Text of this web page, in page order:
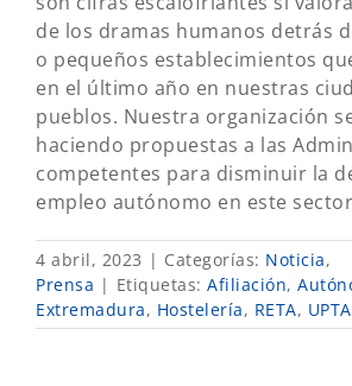
de los dramas humanos detrás
o pequeños establecimientos
en el último año en nuestras
pueblos. Nuestra organización
haciendo propuestas a las
competentes para disminuir la
empleo autónomo en este
4 abril, 2023 | Categorías: Noticia,
Prensa | Etiquetas: Afiliación,
Extremadura, Hostelería, RETA, UPTA